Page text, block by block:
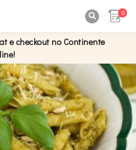
0
e checkout no Continente